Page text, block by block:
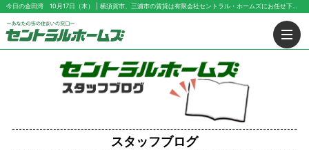
今日の金田湾 10月17日（木） | 横須賀市、三浦市の賃貸は有限会社セントラル・ホームズにお任せ下さい！
スタッフブログ